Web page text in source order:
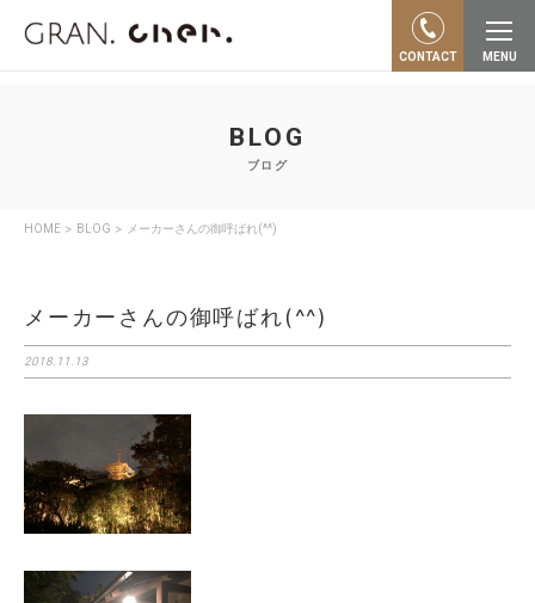
MENU
CONTACT
BLOG
ブログ
HOME > BLOG > メーカーさんの御呼ばれ(^^)
メーカーさんの御呼ばれ(^^)
2018.11.13